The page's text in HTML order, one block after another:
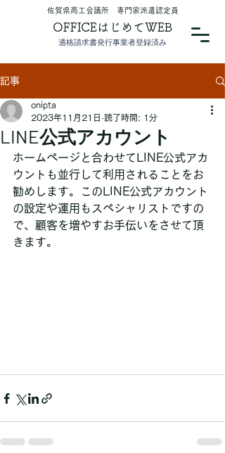
OFFICEはじめてWEB
​佐賀県商工会議所 専門家派遣認定員
適格請求書発行事業者登録済み
記事
LINE公式アカウント
onipta
2023年11月21日 読了時間: 1分
ホームページと合わせてLINE公式アカ
ウントも並行して利用されることをお
勧めします。このLINE公式アカウント
の設定や運用もスペシャリストですの
で、顧客を増やすお手伝いをさせて頂
きます。